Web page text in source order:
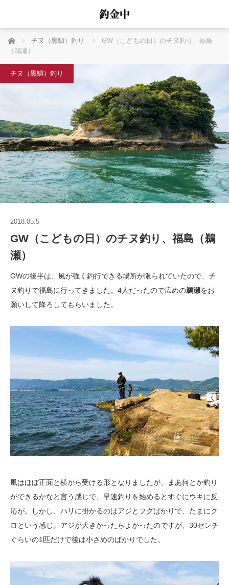
ホーム チヌ（黒鯛）釣り
GW（こどもの日）のチヌ釣り、福島
（鵜瀬）
チヌ（黒鯛）釣り
2018.05.5
GW（こどもの日）のチヌ釣り、福島（鵜
瀬）
GWの後半は、風が強く釣行できる場所が限られていたので、チ
ヌ釣りで福島に行ってきました。4人だったので広めの鵜瀬をお
願いして降ろしてもらいました。
風はほぼ正面と横から受ける形となりましたが、まあ何とか釣り
ができるかなと言う感じで、早速釣りを始めるとすぐにウキに反
応が。しかし、ハリに掛かるのはアジとフグばかりで、たまにク
ロという感じ。アジが大きかったらよかったのですが、30センチ
ぐらいの1匹だけで後は小さめのばかりでした。